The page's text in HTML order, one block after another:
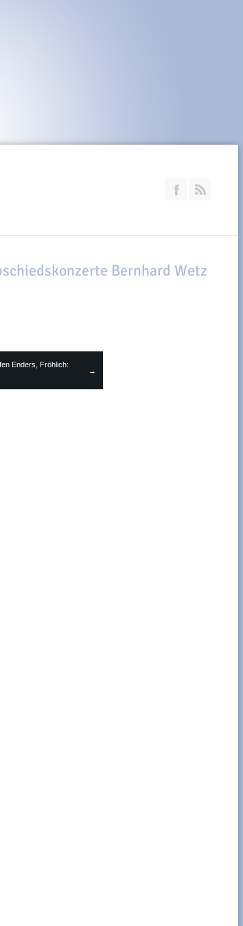
Join our
Bernhard Wetz
Enders, Fröhlich:
→